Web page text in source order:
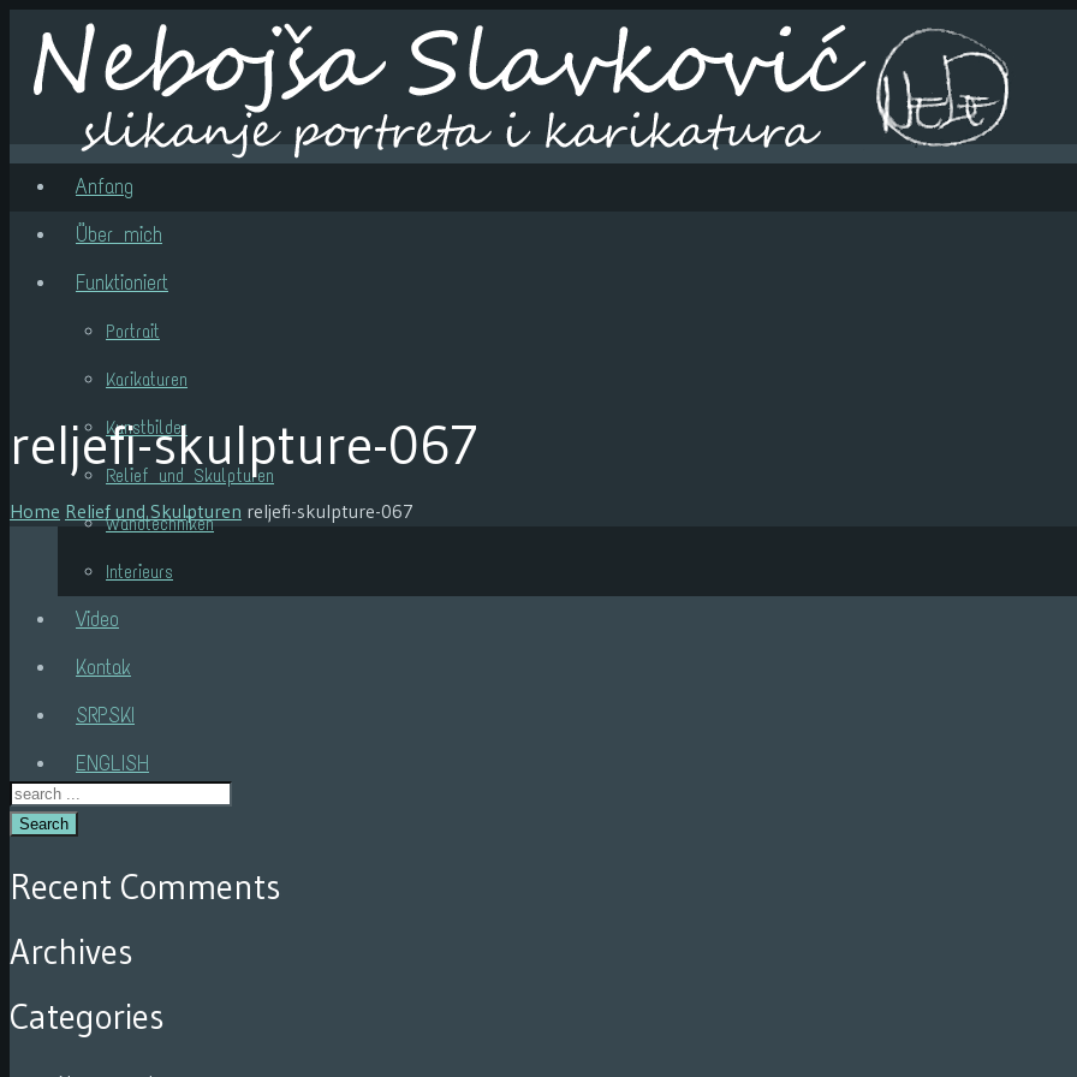
Anfang
Über mich
Funktioniert
Portrait
Karikaturen
Kunstbilder
Relief und Skulpturen
Wandtechniken
Interieurs
Video
Kontak
SRPSKI
ENGLISH
reljefi-skulpture-067
Home Relief und Skulpturen reljefi-skulpture-067
Search
Recent Comments
Archives
Categories